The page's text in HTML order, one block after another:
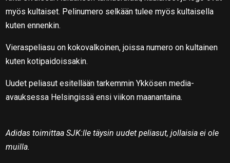
myös kultaiset. Pelinumero selkään tulee myös kultaisella
kuten ennenkin.
Vieraspeliasu on kokovalkoinen, joissa numero on kultainen
kuten kotipaidoissakin.
Uudet peliasut esitellään tarkemmin Ykkösen media-
avauksessa Helsingissä ensi viikon maanantaina.
Adidas toimittaa SJK:lle täysin uudet peliasut, jollaisia ei ole
muilla.